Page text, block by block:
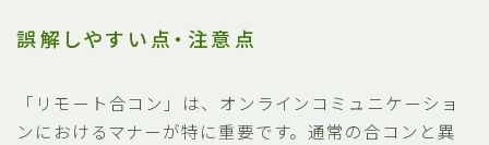
誤解しやすい点・注意点
「リモート合コン」は、オンラインコミュニケーショ
ンにおけるマナーが特に重要です。通常の合コンと異